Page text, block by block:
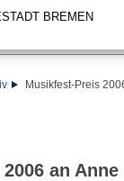
Musikfest-Preis
an